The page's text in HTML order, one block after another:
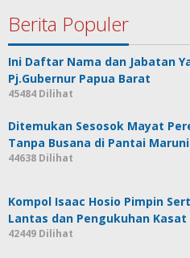
Berita Populer
Ini Daftar Nama dan Jabatan
Pj.Gubernur Papua Barat
45484 Dilihat
Ditemukan Sesosok Mayat
Tanpa Busana di Pantai Maruni
44638 Dilihat
Kompol Isaac Hosio Pimpin
Lantas dan Pengukuhan Kasat
42449 Dilihat